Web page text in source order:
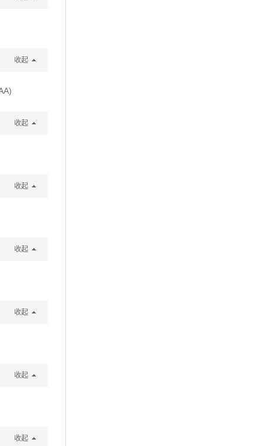
收起
收起
收起
收起
收起
收起
收起